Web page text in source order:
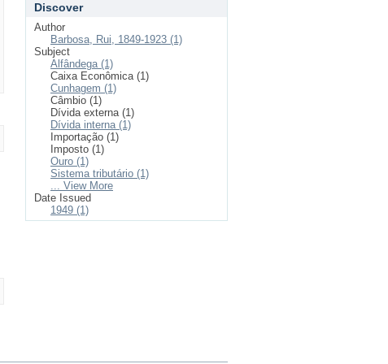
Discover
Author
Barbosa, Rui, 1849-1923 (1)
Subject
Alfândega (1)
Caixa Econômica (1)
Cunhagem (1)
Câmbio (1)
Dívida externa (1)
Dívida interna (1)
Importação (1)
Imposto (1)
Ouro (1)
Sistema tributário (1)
... View More
Date Issued
1949 (1)